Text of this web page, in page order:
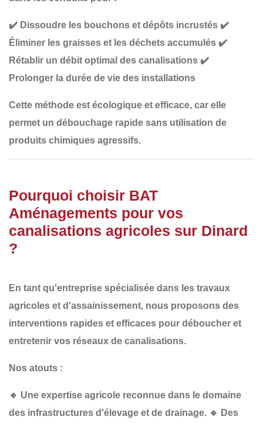
✔️ Dissoudre les bouchons et dépôts incrustés ✔️
Éliminer les graisses et les déchets accumulés ✔️
Rétablir un débit optimal des canalisations ✔️
Prolonger la durée de vie des installations
Cette méthode est écologique et efficace, car elle
permet un débouchage rapide sans utilisation de
produits chimiques agressifs.
Pourquoi choisir BAT
Aménagements pour vos
canalisations agricoles sur Dinard
?
En tant qu'entreprise spécialisée dans les travaux
agricoles et d'assainissement, nous proposons des
interventions rapides et efficaces pour déboucher et
entretenir vos réseaux de canalisations.
Nos atouts :
🔹 Une expertise agricole reconnue dans le domaine
des infrastructures d'élevage et de drainage. 🔹 Des